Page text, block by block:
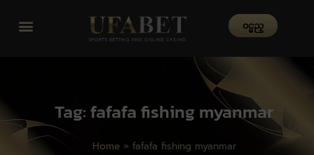
၀င္မည္
Tag: fafafa fishing myanmar
Home» fafafa fishing myanmar